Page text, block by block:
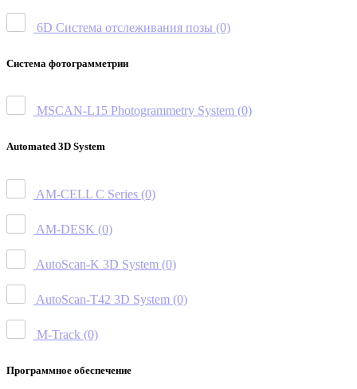
6D Система отслеживания позы (0)
Система фотограмметрии
MSCAN-L15 Photogrammetry System (0)
Automated 3D System
AM-CELL C Series (0)
AM-DESK (0)
AutoScan-K 3D System (0)
AutoScan-T42 3D System (0)
M-Track (0)
Программное обеспечение